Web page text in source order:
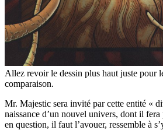
Allez revoir le dessin plus haut juste pour
comparaison.
Mr. Majestic sera invité par cette entité «
naissance d’un nouvel univers, dont il
en question, il faut l’avouer, ressemble à